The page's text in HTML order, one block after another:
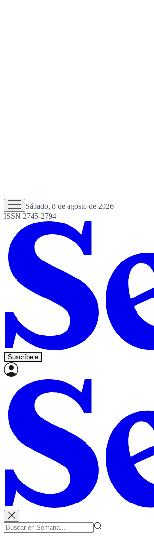
Sábado, 8 de agosto de 2026
ISSN 2745-2794
Suscríbete